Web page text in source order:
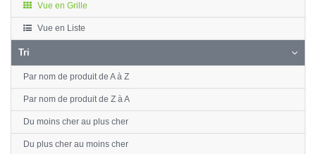
Vue en Grille
Vue en Liste
Tri
Par nom de produit de A à Z
Par nom de produit de Z à A
Du moins cher au plus cher
Du plus cher au moins cher